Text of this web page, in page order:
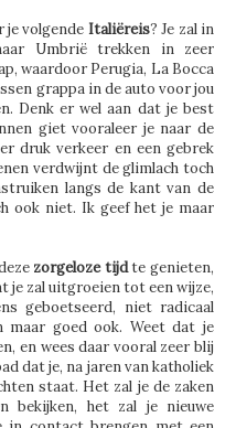
je volgende Italiëreis? Je zal in
Umbrië trekken in zeer
waardoor Perugia, La Bocca
grappa in de auto voor jou
Denk er wel aan dat je best
giet vooraleer je naar de
druk verkeer en een gebrek
verdwijnt de glimlach toch
langs de kant van de
ook niet. Ik geef het je maar
zorgeloze tijdte genieten,
je zal uitgroeien tot een wijze,
geboetseerd, niet radicaal
maar goed ook. Weet dat je
en wees daar vooral zeer blij
dat je, na jaren van katholiek
staat. Het zal je de zaken
bekijken, het zal je nieuwe